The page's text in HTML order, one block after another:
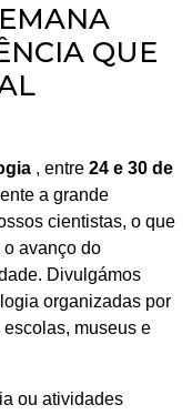
QUE
, entre 24 e 30 de
a grande
cientistas, o que
avanço do
Divulgámos
organizadas por
museus e
ou atividades